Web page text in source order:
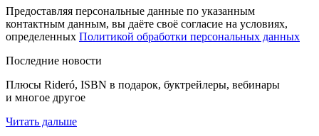
Предоставляя персональные данные по указанным
контактным данным, вы даёте своё согласие на условиях,
определенных Политикой обработки персональных данных
Последние новости
Плюсы Rideró, ISBN в подарок, буктрейлеры, вебинары
и многое другое
Читать дальше